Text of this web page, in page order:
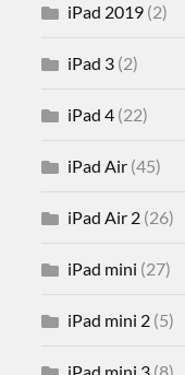
iPad 2019 (2)
iPad 3 (2)
iPad 4 (22)
iPad Air (45)
iPad Air 2 (26)
iPad mini (27)
iPad mini 2 (5)